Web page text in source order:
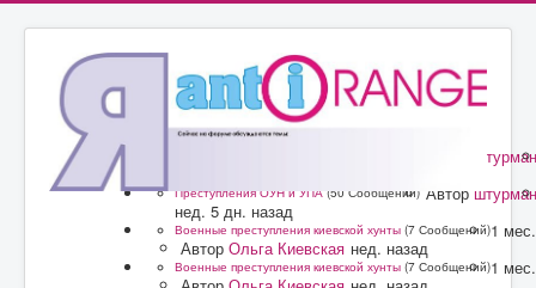
штурман
Преступления ОУН и УПА (50 Сообщений) Автор штурман
нед. 5 дн. назад
Военные преступления киевской хунты (7 Сообщений)
Автор Ольга Киевская
1
нед. назад
Военные преступления киевской хунты (7 Сообщений)1